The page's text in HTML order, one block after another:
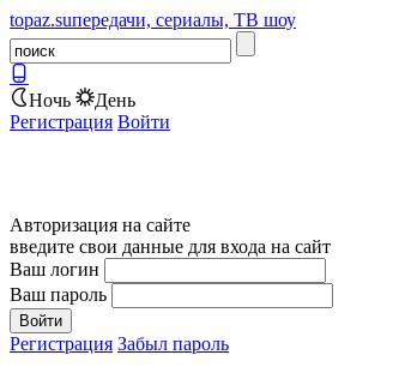
topaz.suпередачи, сериалы, ТВ шоу
Ночь
День
Регистрация Войти
Авторизация на сайте
введите свои данные для входа на сайт
Ваш логин
Ваш пароль
Регистрация Забыл пароль